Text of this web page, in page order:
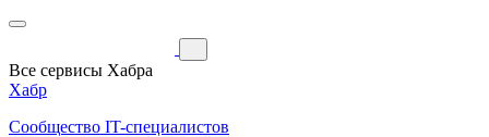
Все сервисы Хабра
Хабр
Сообщество IT-специалистов